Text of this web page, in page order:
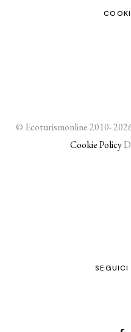
© Ecoturismonline 2010-
Cookie Policy